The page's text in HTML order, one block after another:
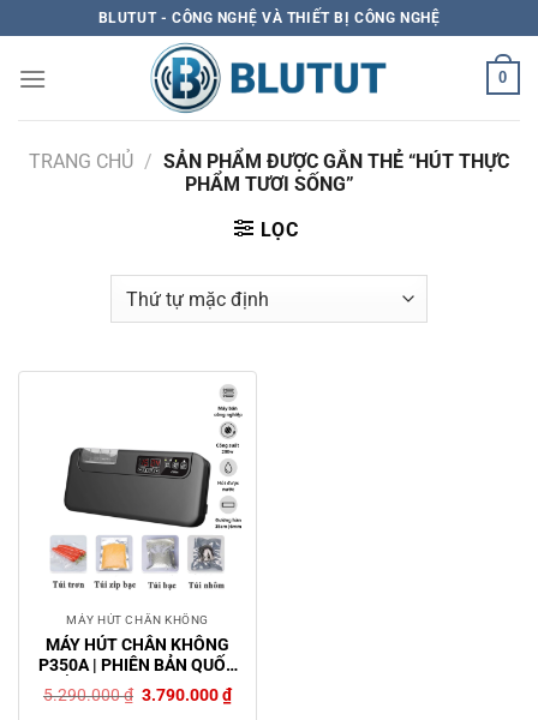
to
content
BLUTUT - CÔNG NGHỆ VÀ THIẾT BỊ CÔNG NGHỆ
0
TRANG CHỦ / SẢN PHẨM ĐƯỢC GẮN THẺ “HÚT THỰC
PHẨM TƯƠI SỐNG”
LỌC
MÁY HÚT CHÂN KHÔNG
MÁY HÚT CHÂN KHÔNG
P350A | PHIÊN BẢN QUỐC
TẾ | BÁN CÔNG NGHIỆP
5.290.000₫ Giá
3.790.000₫Giá
hiện